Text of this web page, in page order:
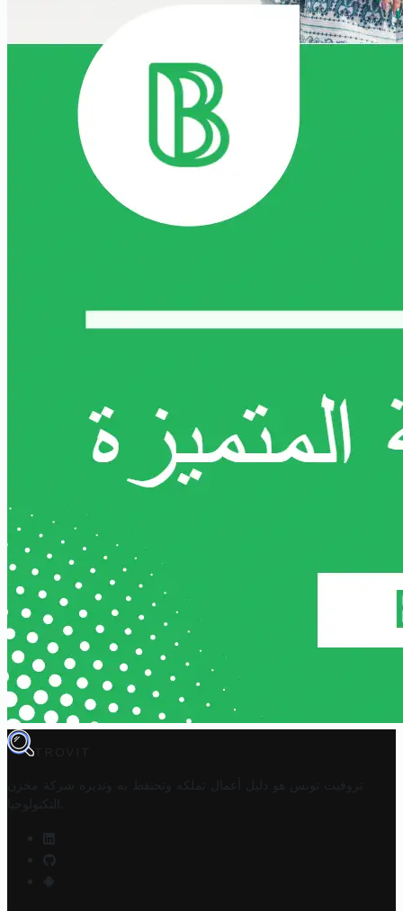
TROVIT
تروفيت تونس هو دليل أعمال تملكه وتحتفظ به وتديره
شركة مخزن
التكنولوجيا